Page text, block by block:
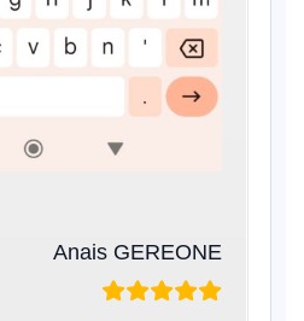
Anais GEREONE